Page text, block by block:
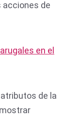
acciones de
en el
de la